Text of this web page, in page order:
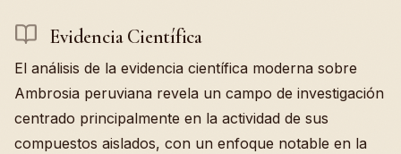
Evidencia Científica
El análisis de la evidencia científica moderna sobre
Ambrosia peruviana revela un campo de investigación
centrado principalmente en la actividad de sus
compuestos aislados, con un enfoque notable en la